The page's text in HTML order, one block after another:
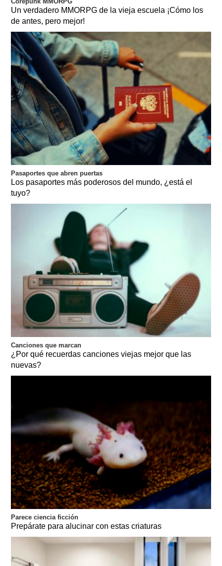
Un verdadero MMORPG de la vieja escuela ¡Cómo los
de antes, pero mejor!
Pasaportes que abren puertas
Los pasaportes más poderosos del mundo, ¿está el
tuyo?
Canciones que marcan
¿Por qué recuerdas canciones viejas mejor que las
nuevas?
Parece ciencia ficción
Prepárate para alucinar con estas criaturas